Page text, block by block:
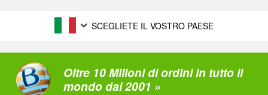
SCEGLIETE IL VOSTRO PAESE
Oltre 10 Milioni di ordini in tutto il
mondo dal 2001 »